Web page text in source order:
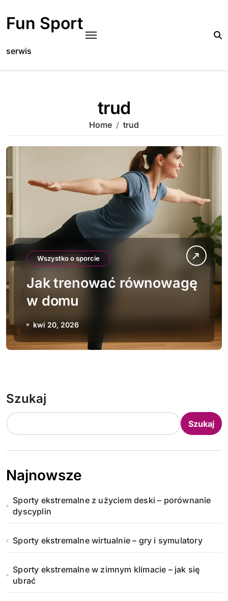
content
Fun Sport
serwis
trud
Home trud
Wszystko o sporcie
Jak trenować równowagę
w domu
kwi 20, 2026
Szukaj
Szukaj
Najnowsze
Sporty ekstremalne z użyciem deski – porównanie
dyscyplin
Sporty ekstremalne wirtualnie – gry i symulatory
Sporty ekstremalne w zimnym klimacie – jak się
ubrać